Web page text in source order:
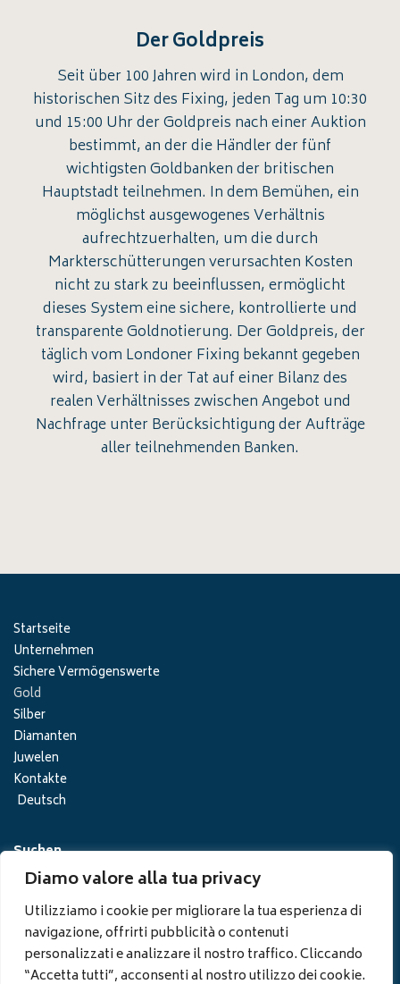
Diamo valore alla tua privacy
Utilizziamo i cookie per migliorare la tua esperienza di
navigazione, offrirti pubblicità o contenuti
personalizzati e analizzare il nostro traffico. Cliccando
“Accetta tutti”, acconsenti al nostro utilizzo dei cookie.
Der Goldpreis
Seit über 100 Jahren wird in London, dem
historischen Sitz des Fixing, jeden Tag um 10:30
und 15:00 Uhr der Goldpreis nach einer Auktion
bestimmt, an der die Händler der fünf
wichtigsten Goldbanken der britischen
Hauptstadt teilnehmen. In dem Bemühen, ein
möglichst ausgewogenes Verhältnis
aufrechtzuerhalten, um die durch
Markterschütterungen verursachten Kosten
nicht zu stark zu beeinflussen, ermöglicht
dieses System eine sichere, kontrollierte und
transparente Goldnotierung. Der Goldpreis, der
täglich vom Londoner Fixing bekannt gegeben
wird, basiert in der Tat auf einer Bilanz des
realen Verhältnisses zwischen Angebot und
Nachfrage unter Berücksichtigung der Aufträge
aller teilnehmenden Banken.
Startseite
Unternehmen
Sichere Vermögenswerte
Gold
Silber
Diamanten
Juwelen
Kontakte
Deutsch
Suchen